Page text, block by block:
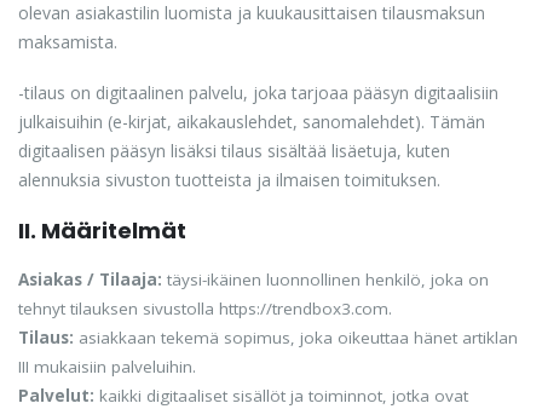
olevan asiakastilin luomista ja kuukausittaisen tilausmaksun
maksamista.
-tilaus on digitaalinen palvelu, joka tarjoaa pääsyn digitaalisiin
julkaisuihin (e-kirjat, aikakauslehdet, sanomalehdet). Tämän
digitaalisen pääsyn lisäksi tilaus sisältää lisäetuja, kuten
alennuksia sivuston tuotteista ja ilmaisen toimituksen.
II. Määritelmät
Asiakas / Tilaaja: täysi-ikäinen luonnollinen henkilö, joka on
tehnyt tilauksen sivustolla https://trendbox3.com.
Tilaus: asiakkaan tekemä sopimus, joka oikeuttaa hänet artiklan
III mukaisiin palveluihin.
Palvelut: kaikki digitaaliset sisällöt ja toiminnot, jotka ovat